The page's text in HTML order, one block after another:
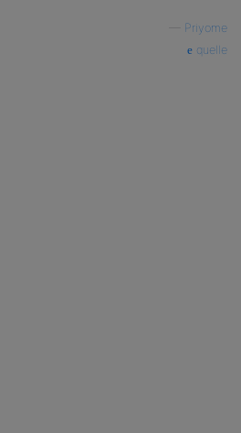
Priyome
quelle